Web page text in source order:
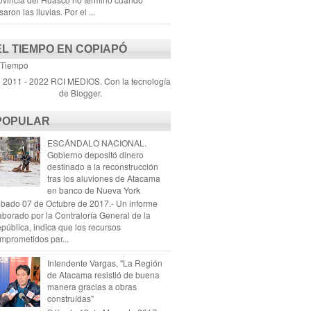
las lluvias. Por el ...
TIEMPO EN COPIAPÓ
2011 - 2022 RCI MEDIOS. Con la tecnología
de Blogger.
ESCÁNDALO NACIONAL.
Gobierno depositó dinero
destinado a la reconstrucción
tras los aluviones de Atacama
en banco de Nueva York
07 de Octubre de 2017.- Un informe
por la Contraloría General de la
indica que los recursos
par...
Intendente Vargas, "La Región
de Atacama resistió de buena
manera gracias a obras
construídas"